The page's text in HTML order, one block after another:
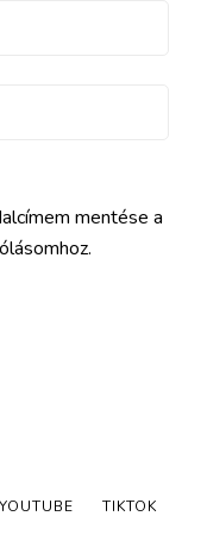
mentése a
YOUTUBE TIKTOK